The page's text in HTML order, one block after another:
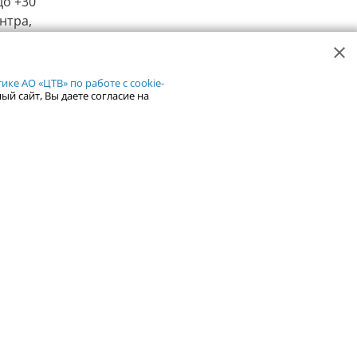
новые
АО «ЦТВ» по работе с cookie-
сайт, Вы даете согласие на